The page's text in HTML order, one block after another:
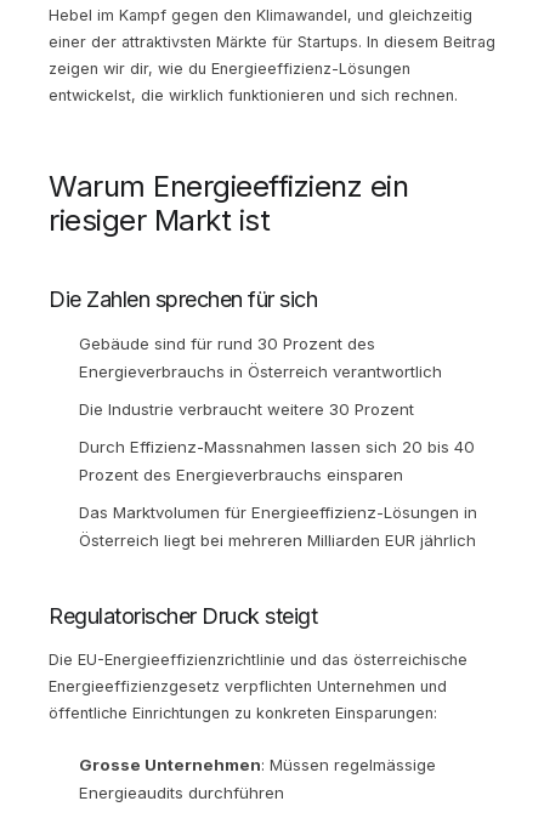
Hebel im Kampf gegen den Klimawandel, und gleichzeitig
einer der attraktivsten Märkte für Startups. In diesem Beitrag
zeigen wir dir, wie du Energieeffizienz-Lösungen
entwickelst, die wirklich funktionieren und sich rechnen.
Warum Energieeffizienz ein
riesiger Markt ist
Die Zahlen sprechen für sich
Gebäude sind für rund 30 Prozent des
Energieverbrauchs in Österreich verantwortlich
Die Industrie verbraucht weitere 30 Prozent
Durch Effizienz-Massnahmen lassen sich 20 bis 40
Prozent des Energieverbrauchs einsparen
Das Marktvolumen für Energieeffizienz-Lösungen in
Österreich liegt bei mehreren Milliarden EUR jährlich
Regulatorischer Druck steigt
Die EU-Energieeffizienzrichtlinie und das österreichische
Energieeffizienzgesetz verpflichten Unternehmen und
öffentliche Einrichtungen zu konkreten Einsparungen:
Grosse Unternehmen: Müssen regelmässige
Energieaudits durchführen